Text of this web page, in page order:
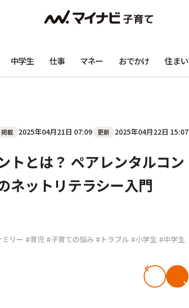
中学生 仕事 マネー おでかけ 住まい
掲載 2025年04月21日 07:09 更新 2025年04月22日 15:07
とは？ ペアレンタルコン
ネットリテラシー入門
リー #育児 #子育ての悩み #トラブル #小学生 #中学生